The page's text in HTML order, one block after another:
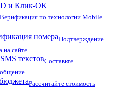
и Клик-ОК
Верификация по технологии Mobile
номераПодтверждение
на сайте
текстовСоставьте
Рассчитайте стоимость